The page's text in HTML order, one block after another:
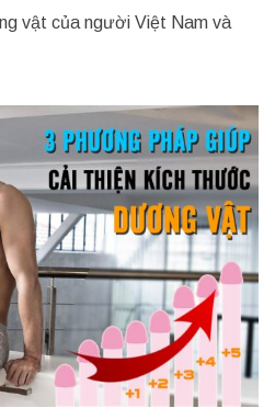
vật của người Việt Nam và